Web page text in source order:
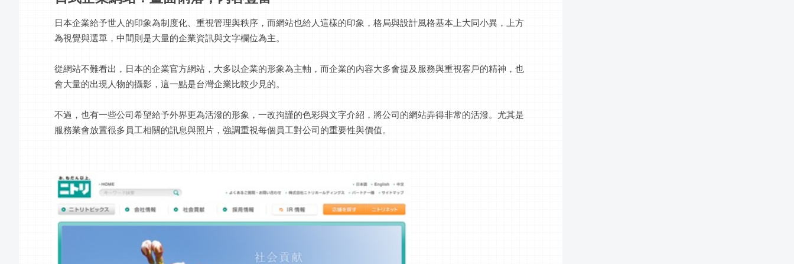
日本企業給予世人的印象為制度化、重視管理與秩序，而網站也給人這樣的印象，格局與設計風格基本上大同小異，上方
為視覺與選單，中間則是大量的企業資訊與文字欄位為主。
從網站不難看出，日本的企業官方網站，大多以企業的形象為主軸，而企業的內容大多會提及服務與重視客戶的精神，也
會大量的出現人物的攝影，這一點是台灣企業比較少見的。
不過，也有一些公司希望給予外界更為活潑的形象，一改拘謹的色彩與文字介紹，將公司的網站弄得非常的活潑。尤其是
服務業會放置很多員工相關的訊息與照片，強調重視每個員工對公司的重要性與價值。